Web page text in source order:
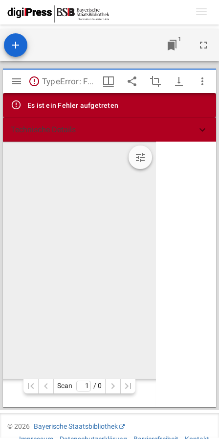
1
Mirador
Viewer
TypeError: Failed to fetch
Es ist ein Fehler aufgetreten
Technische Details
Scan / 0
©2026
Bayerische Staatsbibliothek